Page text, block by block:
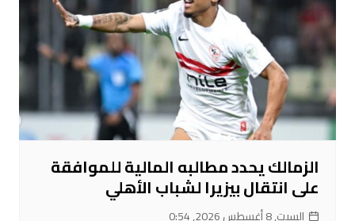
الزمالك يحدد مطالبه المالية للموافقة
على انتقال بيزيرا لشباب الأهلي
السبت, 8 أغسطس 2026, 0:54